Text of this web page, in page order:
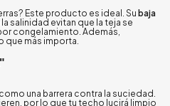
Este producto es ideal. Su baja
salinidad evitan que la teja se
congelamiento. Además,
que más importa.
una barrera contra la suciedad.
por lo que tu techo lucirá limpio